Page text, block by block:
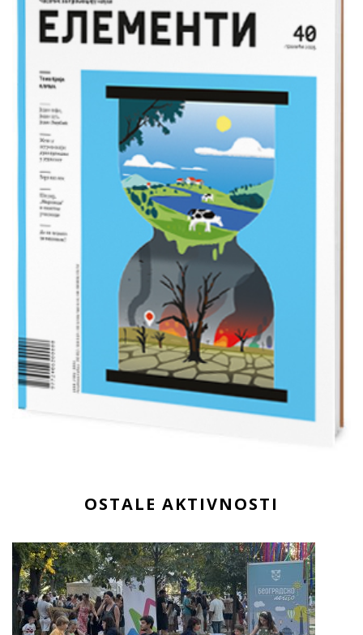
OSTALE AKTIVNOSTI